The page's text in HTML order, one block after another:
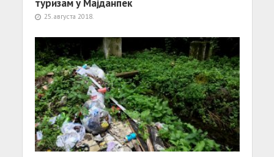
туризам у Мајданпек
25. августа 2018.